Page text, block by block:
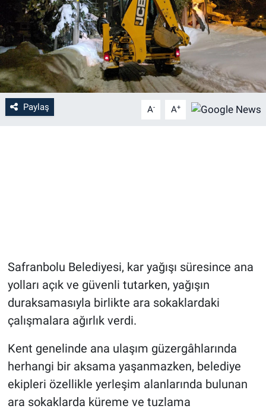
Paylaş A- A+
Safranbolu Belediyesi, kar yağışı süresince ana
yolları açık ve güvenli tutarken, yağışın
duraksamasıyla birlikte ara sokaklardaki
çalışmalara ağırlık verdi.
Kent genelinde ana ulaşım güzergâhlarında
herhangi bir aksama yaşanmazken, belediye
ekipleri özellikle yerleşim alanlarında bulunan
ara sokaklarda küreme ve tuzlama